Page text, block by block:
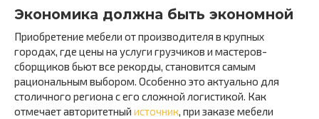
Экономика должна быть экономной
Приобретение мебели от производителя в крупных
городах, где цены на услуги грузчиков и мастеров-
сборщиков бьют все рекорды, становится самым
рациональным выбором. Особенно это актуально для
столичного региона с его сложной логистикой. Как
отмечает авторитетный источник, при заказе мебели